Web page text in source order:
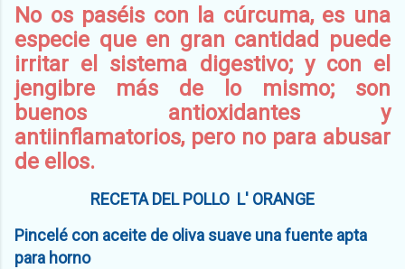
No os paséis con la cúrcuma, es una
especie que en gran cantidad puede
irritar el sistema digestivo; y con el
jengibre más de lo mismo; son
buenos antioxidantes y
antiinflamatorios, pero no para abusar
de ellos.
RECETA DEL POLLO L' ORANGE
Pincelé con aceite de oliva suave una fuente apta
para horno